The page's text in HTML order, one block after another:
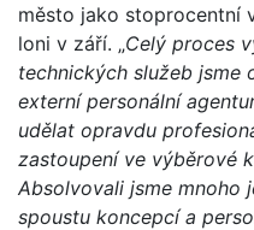
město jako stoprocentní
loni v září. „Celý proces
technických služeb jsme
externí personální
udělat opravdu
zastoupení ve výběrové
Absolvovali jsme mnoho
spoustu koncepcí a